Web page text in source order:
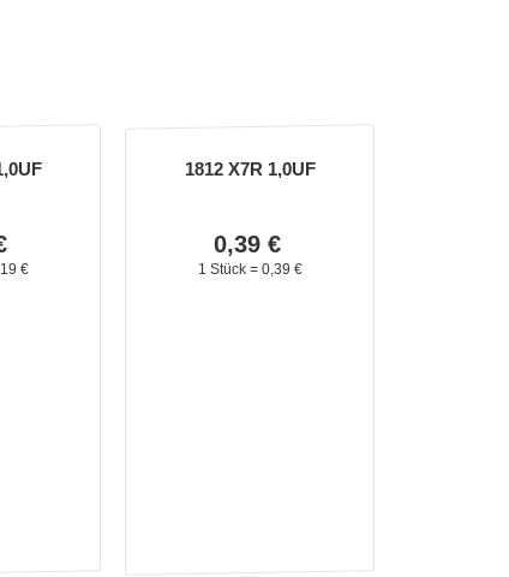
19 €
1812 X7R 1,0UF
0,39 €
1 Stück = 0, 39 €